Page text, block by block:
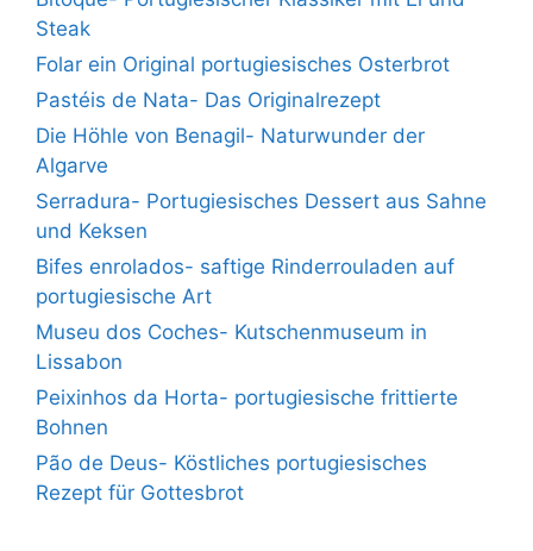
Steak
Folar ein Original portugiesisches Osterbrot
Pastéis de Nata- Das Originalrezept
Die Höhle von Benagil- Naturwunder der
Algarve
Serradura- Portugiesisches Dessert aus Sahne
und Keksen
Bifes enrolados- saftige Rinderrouladen auf
portugiesische Art
Museu dos Coches- Kutschenmuseum in
Lissabon
Peixinhos da Horta- portugiesische frittierte
Bohnen
Pão de Deus- Köstliches portugiesisches
Rezept für Gottesbrot